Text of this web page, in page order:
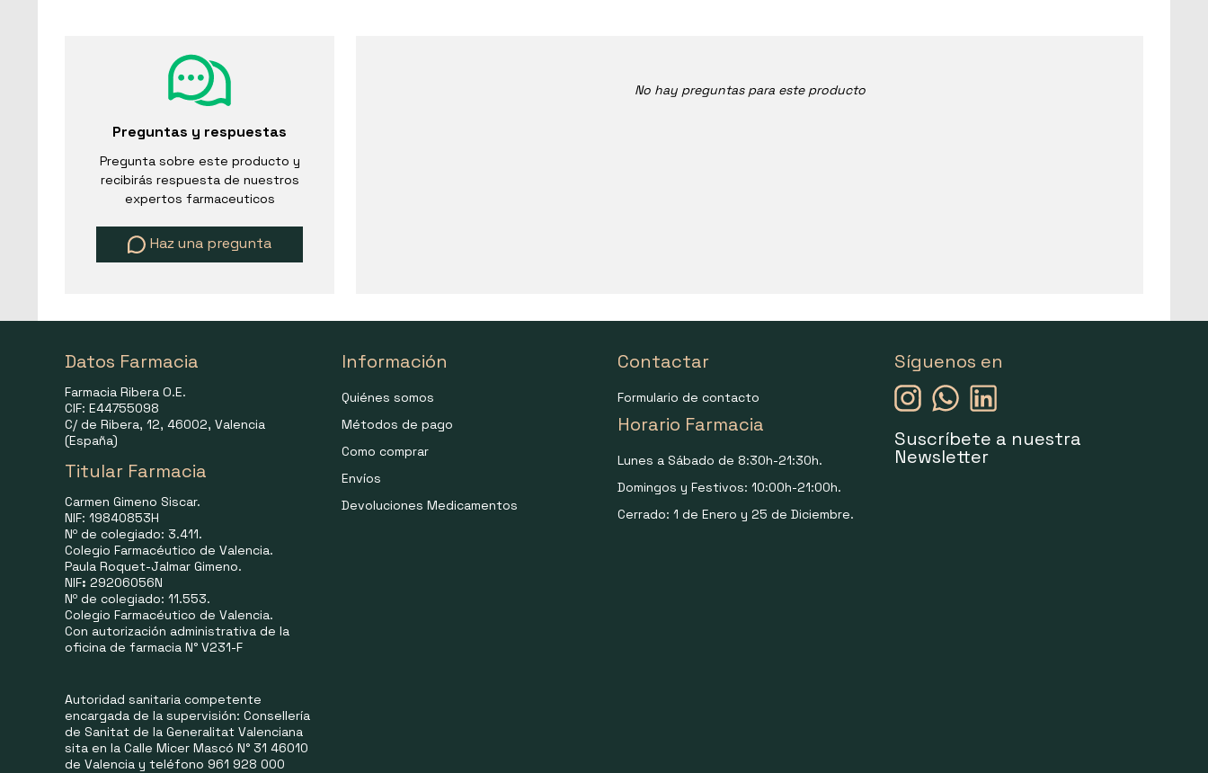
Preguntas y respuestas
Pregunta sobre este producto y
recibirás respuesta de nuestros
expertos farmaceuticos
Haz una pregunta
No hay preguntas para este producto
Datos Farmacia
Farmacia Ribera O.E.
CIF: E44755098
C/ de Ribera, 12, 46002, Valencia
(España)
Titular Farmacia
Carmen Gimeno Siscar.
NIF: 19840853H
Nº de colegiado: 3.411.
Colegio Farmacéutico de Valencia.
Paula Roquet-Jalmar Gimeno.
NIF: 29206056N
Nº de colegiado: 11.553.
Colegio Farmacéutico de Valencia.
Con autorización administrativa de la
oficina de farmacia N° V231-F
Autoridad sanitaria competente
encargada de la supervisión: Consellería
de Sanitat de la Generalitat Valenciana
sita en la Calle Micer Mascó N° 31 46010
de Valencia y teléfono 961 928 000
Información
Quiénes somos
Métodos de pago
Como comprar
Envíos
Devoluciones Medicamentos
Contactar
Formulario de contacto
Horario Farmacia
Lunes a Sábado de 8:30h-21:30h.
Domingos y Festivos: 10:00h-21:00h.
Cerrado: 1 de Enero y 25 de Diciembre.
Síguenos en
Suscríbete a nuestra
Newsletter